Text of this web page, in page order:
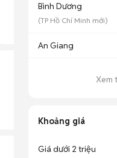
Bình Dương
(TP Hồ Chí Minh mới)
An Giang
Xem
Khoảng giá
Giá dưới 2 triệu